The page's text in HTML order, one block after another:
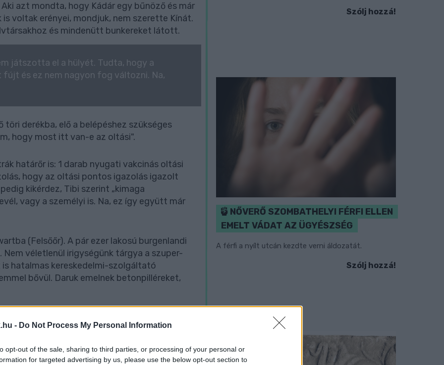
- Do Not Process My Personal Information
opt-out of the sale, sharing to third parties, or processing of your personal or
for targeted advertising by us, please use the below opt-out section to
azt mondta, hogy Kádár egy bűnöző és már
voltak erényei, mondjuk, nem szerette Kínát.
és mindenütt bunkereket látott.
játszotta el a hülyét. Tudta, hogy a
és ez nem nagyon fog változni. Na,
derékba, elő a belépéshez szükséges
hogy most itt van-e az oltási".
határőr is: 1 darab nyugati vakcinás oltási
hogy az oltási pontos igazolás igazolt
kikérdez, Tibi szerint „kimaga
vagy a személyi is. Na, ez így együtt már
(Felsőőr). A pár ezer lakosú burgenlandi
véletlenül irigységünk tárgya a szuper-
is hatalmas kereskedelmi-szolgáltató
bővül. Daruk emelnek betonpilléreket,
Szólj hozzá!
NŐVERŐ SZOMBATHELYI FÉRFI ELLEN
EMELT VÁDAT AZ ÜGYÉSZSÉG
A férfi a nyílt utcán kezdte verni áldozatát.
Szólj hozzá!